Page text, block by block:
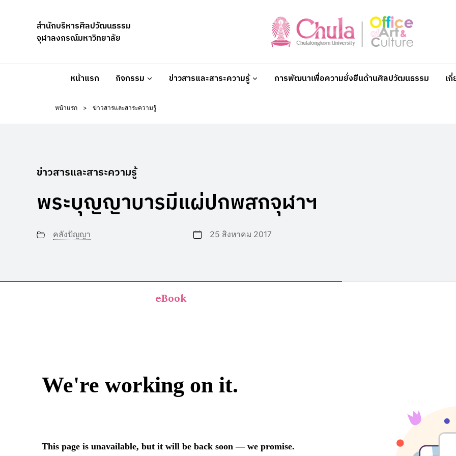
สำนักบริหารศิลปวัฒนธรรม
จุฬาลงกรณ์มหาวิทยาลัย
หน้าแรก กิจกรรม ข่าวสารและสาระความรู้ การพัฒนาเพื่อความยั่งยืนด้านศิลปวัฒนธรรม เกี่
หน้าแรก > ข่าวสารและสาระความรู้
ข่าวสารและสาระความรู้
พระบุญญาบารมีแผ่ปกพสกจุฬาฯ
คลังปัญญา 25 สิงหาคม 2017
eBook